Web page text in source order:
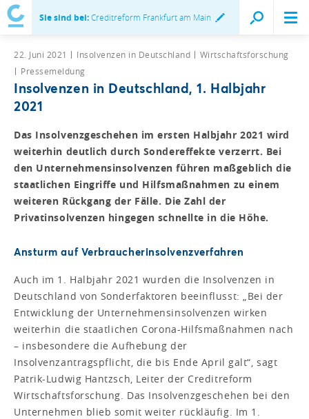
Sie sind bei:Creditreform Frankfurt am Main
22. Juni 2021 Insolvenzen in Deutschland
Wirtschaftsforschung
Pressemeldung
Insolvenzen in Deutschland, 1. Halbjahr
2021
Das Insolvenzgeschehen im ersten Halbjahr 2021 wird
weiterhin deutlich durch Sondereffekte verzerrt. Bei
den Unternehmensinsolvenzen führen maßgeblich die
staatlichen Eingriffe und Hilfsmaßnahmen zu einem
weiteren Rückgang der Fälle. Die Zahl der
Privatinsolvenzen hingegen schnellte in die Höhe.
Ansturm auf Verbraucherinsolvenzverfahren
Auch im 1. Halbjahr 2021 wurden die Insolvenzen in
Deutschland von Sonderfaktoren beeinflusst: „Bei der
Entwicklung der Unternehmensinsolvenzen wirken
weiterhin die staatlichen Corona-Hilfsmaßnahmen nach
– insbesondere die Aufhebung der
Insolvenzantragspflicht, die bis Ende April galt“, sagt
Patrik-Ludwig Hantzsch, Leiter der Creditreform
Wirtschaftsforschung. Das Insolvenzgeschehen bei den
Unternehmen blieb somit weiter rückläufig. Im 1.